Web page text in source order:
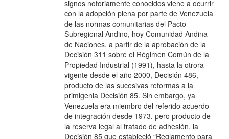
signos notoriamente conocidos viene a ocurrir
con la adopción plena por parte de Venezuela
de las normas comunitarias del Pacto
Subregional Andino, hoy Comunidad Andina
de Naciones, a partir de la aprobación de la
Decisión 311 sobre el Régimen Común de la
Propiedad Industrial (1991), hasta la otrora
vigente desde el año 2000, Decisión 486,
producto de las sucesivas reformas a la
primigenia Decisión 85. Sin embargo, ya
Venezuela era miembro del referido acuerdo
de integración desde 1973, pero producto de
la reserva legal al tratado de adhesión, la
Decisión 85 que estableció “Reglamento para